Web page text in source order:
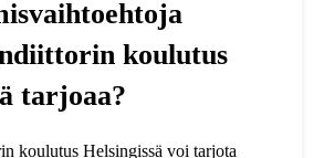
koulutus
tarjoaa?
koulutus Helsingissä voi tarjota